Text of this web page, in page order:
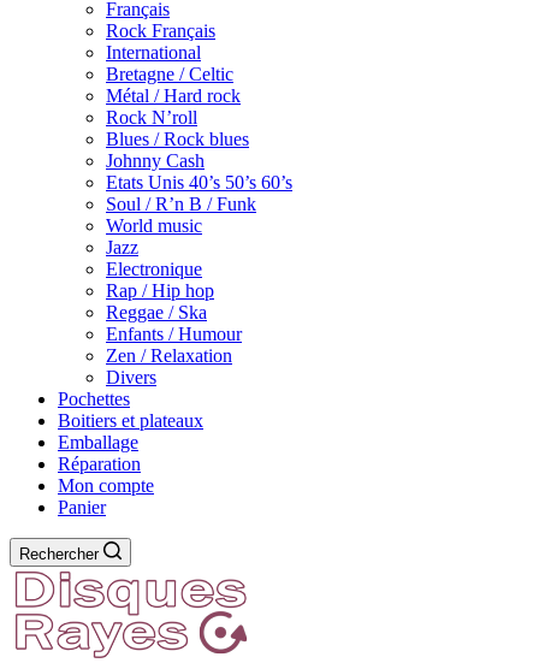
Français
Rock Français
International
Bretagne / Celtic
Métal / Hard rock
Rock N’roll
Blues / Rock blues
Johnny Cash
Etats Unis 40’s 50’s 60’s
Soul / R’n B / Funk
World music
Jazz
Electronique
Rap / Hip hop
Reggae / Ska
Enfants / Humour
Zen / Relaxation
Divers
Pochettes
Boitiers et plateaux
Emballage
Réparation
Mon compte
Panier
Rechercher